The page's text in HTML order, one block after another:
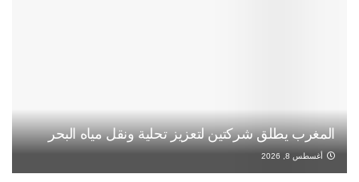
المغرب يطلق شركتين لتعزيز تحلية ونقل مياه البحر
أغسطس 8, 2026